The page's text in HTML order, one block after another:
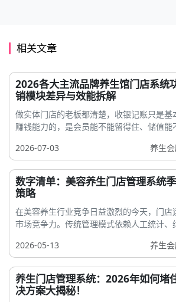
相关文章
2026各大主流品牌养生馆门店系统
销模块差异与效能拆解
做实体门店的老板都清楚，收银记账只是基
赚钱能力的，是会员能不能留得住、储值能
2026-07-03
养生
数字清单：美容养生门店管理系统
策略
在美容养生行业竞争日益激烈的今天，门店
市场竞争力。传统管理模式依赖人工统计、
2026-05-13
养生
养生门店管理系统：2026年如何堵
决方案大揭秘！